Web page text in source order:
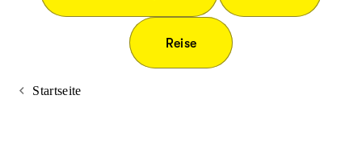
Reise
Startseite